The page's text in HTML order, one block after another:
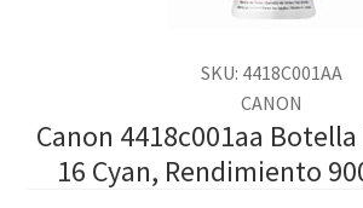
SKU: 4418C001AA
CANON
Canon 4418c001aa
16 Cyan, Rendimiento